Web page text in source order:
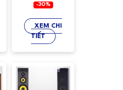
-30%
XEM CHI
TIẾT